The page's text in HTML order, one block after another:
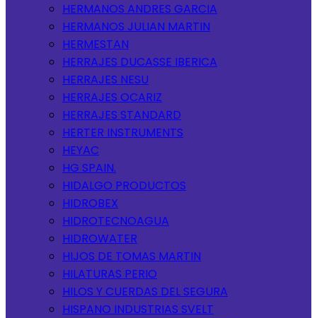
HERMANOS ANDRES GARCIA
HERMANOS JULIAN MARTIN
HERMESTAN
HERRAJES DUCASSE IBERICA
HERRAJES NESU
HERRAJES OCARIZ
HERRAJES STANDARD
HERTER INSTRUMENTS
HEYAC
HG SPAIN.
HIDALGO PRODUCTOS
HIDROBEX
HIDROTECNOAGUA
HIDROWATER
HIJOS DE TOMAS MARTIN
HILATURAS PERIO
HILOS Y CUERDAS DEL SEGURA
HISPANO INDUSTRIAS SVELT